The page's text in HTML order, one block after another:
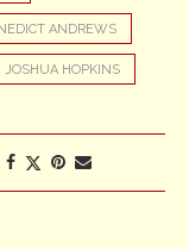
ANDREWS
JOSHUA HOPKINS